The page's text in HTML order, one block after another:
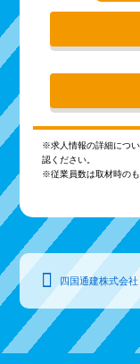
※求人情報の詳細につ
認ください。
※従業員数は取材時のも
四国通建株式会社